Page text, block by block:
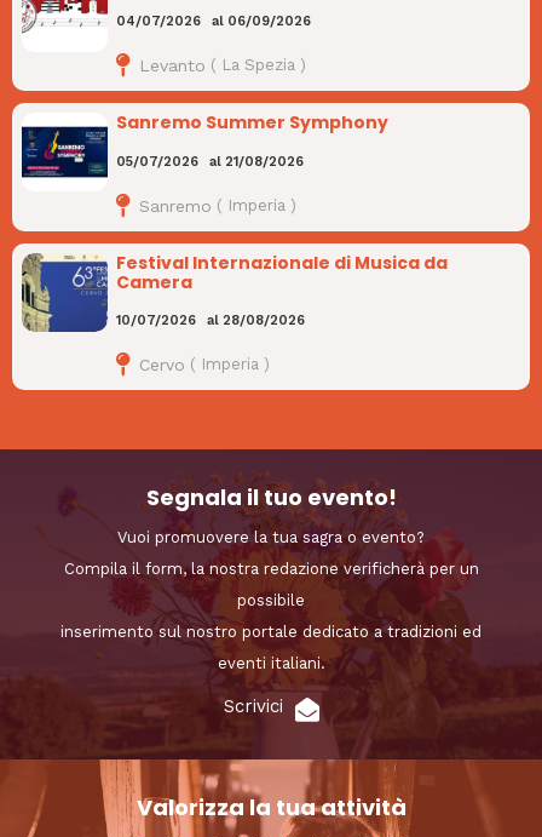
04/07/2026 al 06/09/2026
Levanto ( La Spezia)
Sanremo Summer Symphony
05/07/2026 al 21/08/2026
Sanremo ( Imperia )
Festival Internazionale di Musica da
Camera
10/07/2026 al 28/08/2026
Cervo ( Imperia)
Segnala il tuo evento!
Vuoi promuovere la tua sagra o evento?
Compila il form, la nostra redazione verificherà per un
possibile
inserimento sul nostro portale dedicato a tradizioni ed
eventi italiani.
Scrivici
Valorizza la tua attività